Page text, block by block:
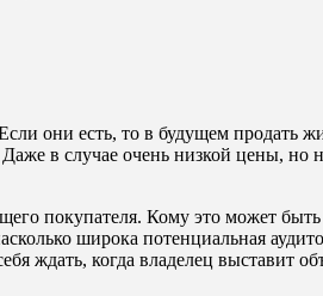
они есть, то в будущем продать
в случае очень низкой цены, но
покупателя. Кому это может
широка потенциальная
ждать, когда владелец выставит